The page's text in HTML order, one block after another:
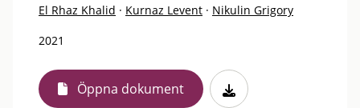
El Rhaz Khalid · Kurnaz Levent · Nikulin Grigory
2021
Öppna dokument